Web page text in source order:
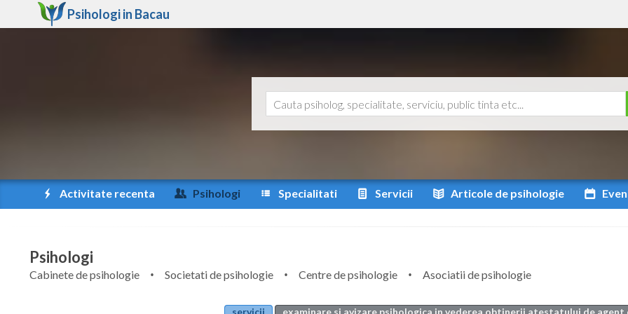
Psihologi in Bacau
Activitate recenta Psihologi Specialitati Servicii Articole de psihologie
Psihologi
Cabinete de psihologie Societati de psihologie Centre de psihologie
Asociatii de psihologie
servicii
examinare si avizare psihologica in vederea obtinerii atestatului de agent